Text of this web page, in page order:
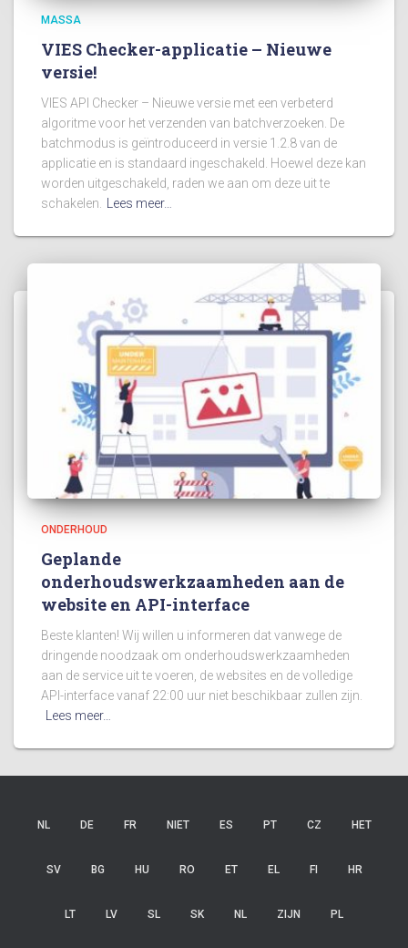
MASSA
VIES Checker-applicatie – Nieuwe
versie!
VIES API Checker – Nieuwe versie met een verbeterd
algoritme voor het verzenden van batchverzoeken. De
batchmodus is geïntroduceerd in versie 1.2.8 van de
applicatie en is standaard ingeschakeld. Hoewel deze kan
worden uitgeschakeld, raden we aan om deze uit te
schakelen.
Lees meer…
ONDERHOUD
Geplande
onderhoudswerkzaamheden aan de
website en API-interface
Beste klanten! Wij willen u informeren dat vanwege de
dringende noodzaak om onderhoudswerkzaamheden
aan de service uit te voeren, de websites en de volledige
API-interface vanaf 22:00 uur niet beschikbaar zullen zijn.
Lees meer…
NL DE FR NIET ES PT CZ HET
SV BG HU RO ET EL FI HR
LT LV SL SK NL ZIJN PL